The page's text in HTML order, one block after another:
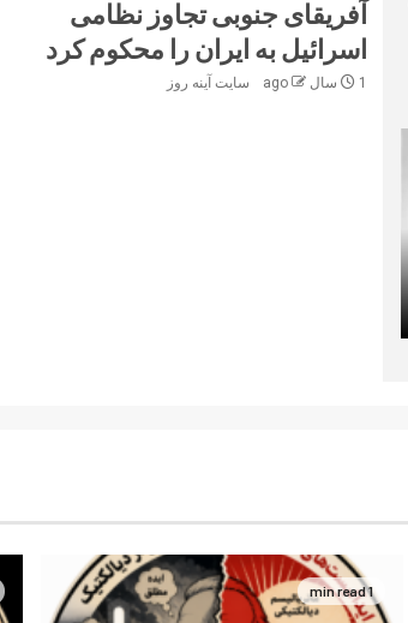
آفریقای جنوبی تجاوز نظامی
اسرائیل به ایران را محکوم کرد
1 سال ago سایت آینه‌ روز
1 min read